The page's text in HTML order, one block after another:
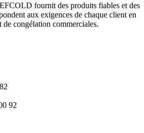
fournit des produits fiables et des
aux exigences de chaque client en
congélation commerciales.
92